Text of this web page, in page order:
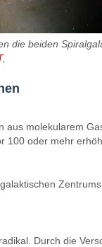
die beiden
,
molekularem
100 oder mehr
Durch die